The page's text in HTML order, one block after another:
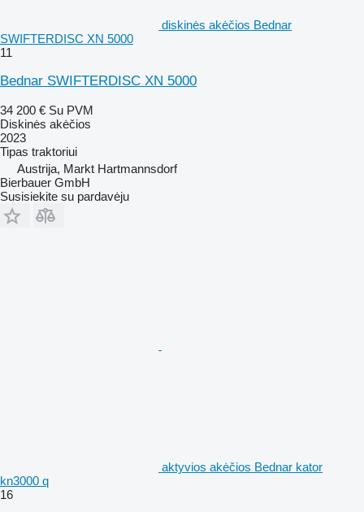
diskinės akėčios Bednar
SWIFTERDISC XN 5000
11
Bednar SWIFTERDISC XN 5000
34 200 € Su PVM
Diskinės akėčios
2023
Tipas traktoriui
Austrija, Markt Hartmannsdorf
Bierbauer GmbH
Susisiekite su pardavėju
aktyvios akėčios Bednar kator
kn3000 q
16